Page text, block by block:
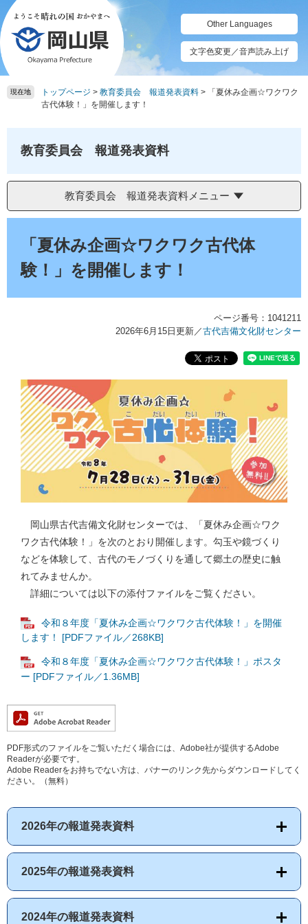
ペ
ー
ジ
の
先
頭
メ
ニ
ュ
ー
を
飛
Other Languages
文字色変更／音声読み上げ
現在地 トップページ > 教育委員会 報道発表資料 >
「夏休み企画☆ワクワク
古代体験！」を開催します！
教育委員会 報道発表資料
教育委員会 報道発表資料メニュー
「夏休み企画☆ワクワク古代体
験！」を開催します！
ページ番号：1041211
2026年6月15日更新／古代吉備文化財センター
岡山県古代吉備文化財センターでは、「夏休み企画☆ワク
ワク古代体験！」を次のとおり開催します。勾玉や鏡づくり
などを体験して、古代のモノづくりを通して郷土の歴史に触
れてみませんか。
詳細については以下の添付ファイルをご覧ください。
令和８年度「夏休み企画☆ワクワク古代体験！」を開催
します！ [PDFファイル／268KB]
令和８年度「夏休み企画☆ワクワク古代体験！」ポスタ
ー [PDFファイル／1.36MB]
PDF形式のファイルをご覧いただく場合には、Adobe社が提供するAdobe
Readerが必要です。
Adobe Readerをお持ちでない方は、バナーのリンク先からダウンロードしてく
ださい。（無料）
2026年の報道発表資料
2025年の報道発表資料
2024年の報道発表資料